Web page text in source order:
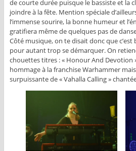
de courte durée puisque le bassiste et la
joindre à la fête. Mention spéciale
l’immense sourire, la bonne humeur et
gratifiera même de quelques pas de
Côté musique, on te disait donc que c’est
pour autant trop se démarquer. On
chouettes titres : « Honour And
hommage à la franchise Warhammer
surpuissante de « Vahalla Calling »